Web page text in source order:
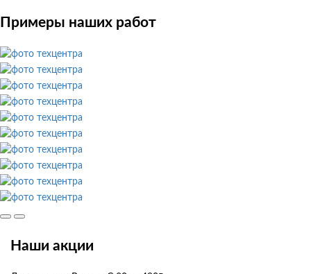
Примеры наших работ
Наши акции